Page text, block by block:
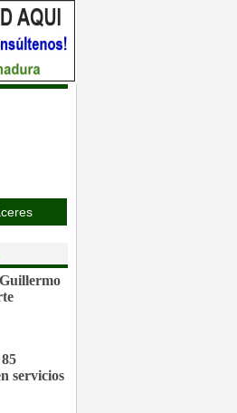
servicios